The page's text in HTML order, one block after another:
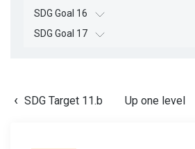
SDG Goal 16
SDG Goal 17
SDG Target 11.b Up one level